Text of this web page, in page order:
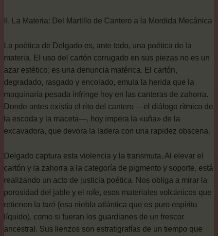
II. La Materia: Del Martillo de Cantero a la Mordida Mecánica
La poética de Delgado es, ante todo, una poética de la
materia. El uso del cartón corrugado en sus piezas no es un
azar estético; es una denuncia matérica. El cartón,
degradado, rasgado y encolado, emula la herida que la
maquinaria pesada infringe hoy en las canteras de zahorra.
Donde antes existía el rito del cantero —el diálogo rítmico de
la escoda y la maceta—, hoy impera la «uña» de la
excavadora, que devora la ladera con una rapidez obscena.
Delgado captura esta violencia y la transmuta. Al elevar el
cartón y la zahorra a la categoría de pigmento y soporte, está
realizando un acto de justicia poética. Nos obliga a mirar la
porosidad del jable y el rofe, esos materiales volcánicos que
retienen la taró (esa niebla atlántica que es puro espíritu
líquido), como si fueran los guardianes de un frescor
ancestral. Sus lienzos son estratigrafías de un tiempo que